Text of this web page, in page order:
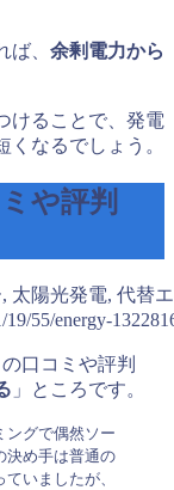
、 余剰電力から
けることで、発電
なるでしょう。
や評判
55/energy-
口コミや評判
」ところです。
ングで偶然ソー
決め手は普通の
いましたが、